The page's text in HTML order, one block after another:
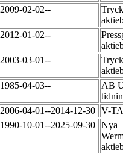
2009-02-02--
2012-01-02--
2003-03-01--
1985-04-03--
AB
2006-04-01--2014-12-30 V-
1990-10-01--2025-09-30 Nya